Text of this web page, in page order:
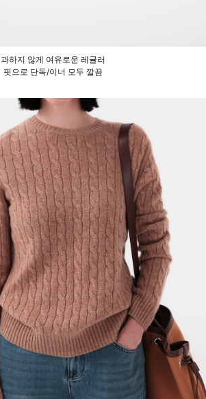
과하지 않게 여유로운 레귤러
핏으로 단독/이너 모두 깔끔